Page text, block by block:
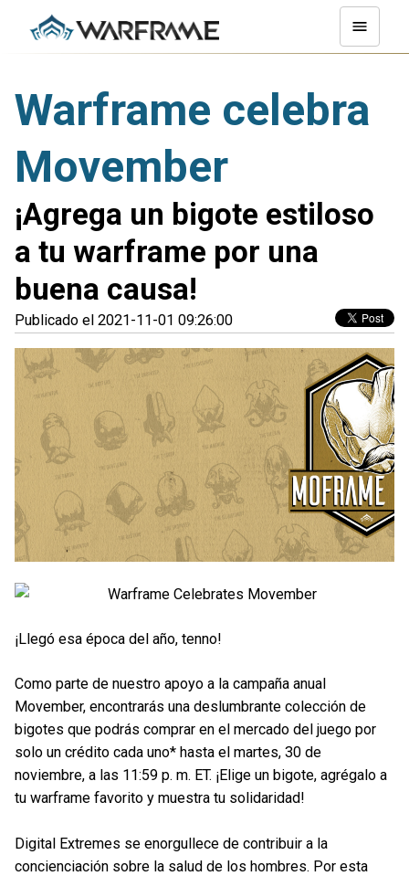
Warframe celebra
Movember
¡Agrega un bigote estiloso
a tu warframe por una
buena causa!
Publicado el 2021-11-01 09:26:00
¡Llegó esa época del año, tenno!
Como parte de nuestro apoyo a la campaña anual
Movember, encontrarás una deslumbrante colección de
bigotes que podrás comprar en el mercado del juego por
solo un crédito cada uno* hasta el martes, 30 de
noviembre, a las 11:59 p. m. ET. ¡Elige un bigote, agrégalo a
tu warframe favorito y muestra tu solidaridad!
Digital Extremes se enorgullece de contribuir a la
concienciación sobre la salud de los hombres. Por esta